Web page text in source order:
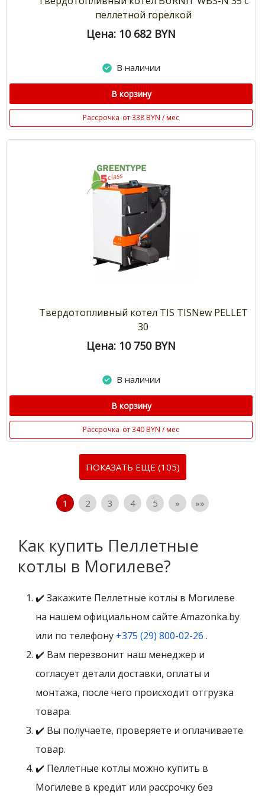
пеллетной горелкой
Цена: 10 682 BYN
В наличии
В корзину
Рассрочка от 338 BYN / мес
Твердотопливный котел TIS TISNew PELLET
30
Цена: 10 750 BYN
В наличии
В корзину
Рассрочка от 340 BYN / мес
ПОКАЗАТЬ ЕЩЕ (105)
1 2 3 4 5 » »»
Как купить Пеллетные
котлы в Могилеве?
✔️ Закажите Пеллетные котлы в Могилеве
на нашем официальном сайте Amazonka.by
или по телефону +375 (29) 800-02-26 .
✔️ Вам перезвонит наш менеджер и
согласует детали доставки, оплаты и
монтажа, после чего происходит отгрузка
товара.
✔️ Вы получаете, проверяете и оплачиваете
товар.
✔️ Пеллетные котлы можно купить в
Могилеве в кредит или рассрочку без